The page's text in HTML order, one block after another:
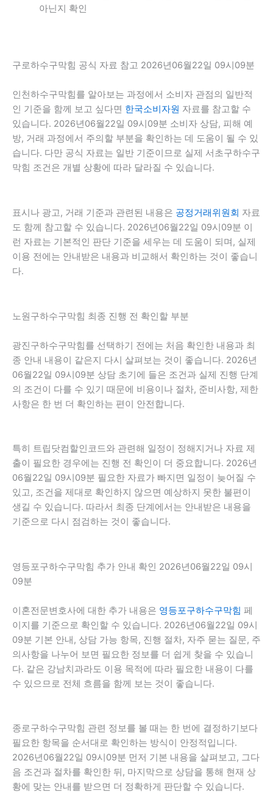
아닌지 확인
구로하수구막힘 공식 자료 참고 2026년06월22일 09시09분
인천하수구막힘를 알아보는 과정에서 소비자 관점의 일반적
인 기준을 함께 보고 싶다면 한국소비자원 자료를 참고할 수
있습니다. 2026년06월22일 09시09분 소비자 상담, 피해 예
방, 거래 과정에서 주의할 부분을 확인하는 데 도움이 될 수 있
습니다. 다만 공식 자료는 일반 기준이므로 실제 서초구하수구
막힘 조건은 개별 상황에 따라 달라질 수 있습니다.
표시나 광고, 거래 기준과 관련된 내용은 공정거래위원회 자료
도 함께 참고할 수 있습니다. 2026년06월22일 09시09분 이
런 자료는 기본적인 판단 기준을 세우는 데 도움이 되며, 실제
이용 전에는 안내받은 내용과 비교해서 확인하는 것이 좋습니
다.
노원구하수구막힘 최종 진행 전 확인할 부분
광진구하수구막힘를 선택하기 전에는 처음 확인한 내용과 최
종 안내 내용이 같은지 다시 살펴보는 것이 좋습니다. 2026년
06월22일 09시09분 상담 초기에 들은 조건과 실제 진행 단계
의 조건이 다를 수 있기 때문에 비용이나 절차, 준비사항, 제한
사항은 한 번 더 확인하는 편이 안전합니다.
특히 트립닷컴할인코드와 관련해 일정이 정해지거나 자료 제
출이 필요한 경우에는 진행 전 확인이 더 중요합니다. 2026년
06월22일 09시09분 필요한 자료가 빠지면 일정이 늦어질 수
있고, 조건을 제대로 확인하지 않으면 예상하지 못한 불편이
생길 수 있습니다. 따라서 최종 단계에서는 안내받은 내용을
기준으로 다시 점검하는 것이 좋습니다.
영등포구하수구막힘 추가 안내 확인 2026년06월22일 09시
09분
이혼전문변호사에 대한 추가 내용은 영등포구하수구막힘 페
이지를 기준으로 확인할 수 있습니다. 2026년06월22일 09시
09분 기본 안내, 상담 가능 항목, 진행 절차, 자주 묻는 질문, 주
의사항을 나누어 보면 필요한 정보를 더 쉽게 찾을 수 있습니
다. 같은 강남치과라도 이용 목적에 따라 필요한 내용이 다를
수 있으므로 전체 흐름을 함께 보는 것이 좋습니다.
종로구하수구막힘 관련 정보를 볼 때는 한 번에 결정하기보다
필요한 항목을 순서대로 확인하는 방식이 안정적입니다.
2026년06월22일 09시09분 먼저 기본 내용을 살펴보고, 그다
음 조건과 절차를 확인한 뒤, 마지막으로 상담을 통해 현재 상
황에 맞는 안내를 받으면 더 정확하게 판단할 수 있습니다.